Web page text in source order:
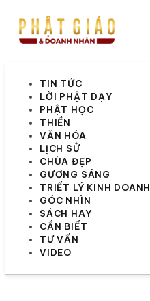
TIN TỨC
LỜI PHẬT DẠY
PHẬT HỌC
THIỀN
VĂN HÓA
LỊCH SỬ
CHÙA ĐẸP
GƯƠNG SÁNG
TRIẾT LÝ KINH DOANH
GÓC NHÌN
SÁCH HAY
CẦN BIẾT
TƯ VẤN
VIDEO